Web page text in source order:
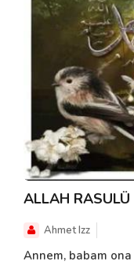
ALLAH
Ahmet Izz
Annem, babam